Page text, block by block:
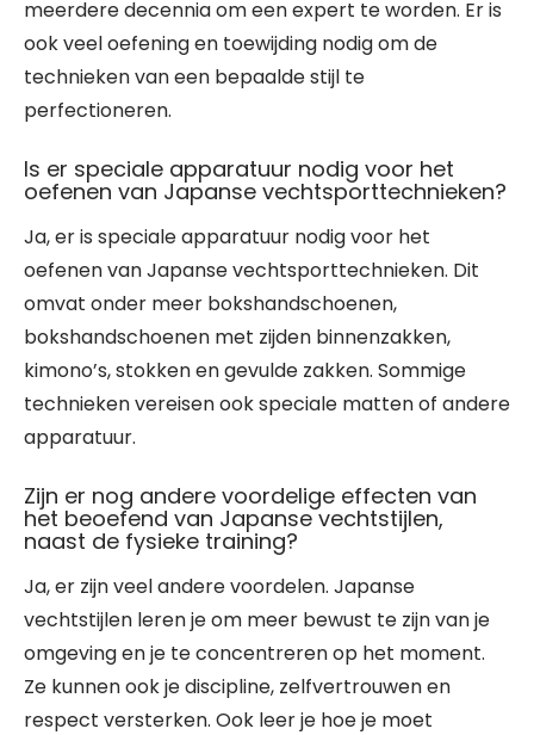
meerdere decennia om een expert te worden. Er is
ook veel oefening en toewijding nodig om de
technieken van een bepaalde stijl te
perfectioneren.
Is er speciale apparatuur nodig voor het
oefenen van Japanse vechtsporttechnieken?
Ja, er is speciale apparatuur nodig voor het
oefenen van Japanse vechtsporttechnieken. Dit
omvat onder meer bokshandschoenen,
bokshandschoenen met zijden binnenzakken,
kimono’s, stokken en gevulde zakken. Sommige
technieken vereisen ook speciale matten of andere
apparatuur.
Zijn er nog andere voordelige effecten van
het beoefend van Japanse vechtstijlen,
naast de fysieke training?
Ja, er zijn veel andere voordelen. Japanse
vechtstijlen leren je om meer bewust te zijn van je
omgeving en je te concentreren op het moment.
Ze kunnen ook je discipline, zelfvertrouwen en
respect versterken. Ook leer je hoe je moet